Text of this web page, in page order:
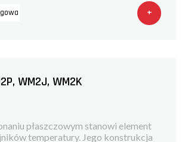
+
WM2J, WM2K
płaszczowym stanowi element
temperatury. Jego konstrukcja